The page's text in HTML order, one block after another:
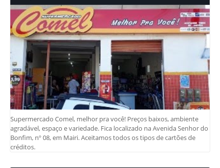
Supermercado Comel, melhor pra você! Preços baixos, ambiente
agradável, espaço e variedade. Fica localizado na Avenida Senhor do
Bonfim, nº 08, em Mairi. Aceitamos todos os tipos de cartões de
créditos.